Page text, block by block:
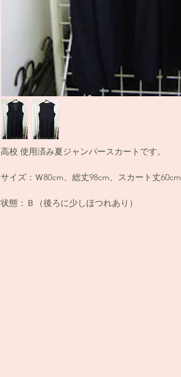
高校 使用済み夏ジャンパースカートです。
サイズ：Ｗ80cm、総丈98cm、スカート丈60cm
状態：Ｂ（後ろに少しほつれあり）